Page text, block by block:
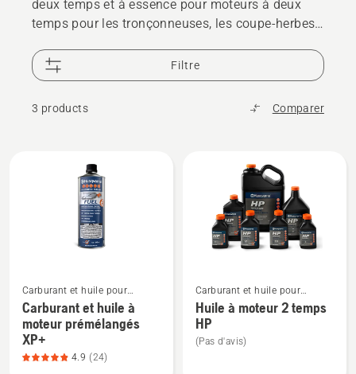
deux temps et à essence pour moteurs à deux
temps pour les tronçonneuses, les coupe-herbes
votre produit Husqvarna à maintenir une
performance optimale.
Filtre
3 products Comparer
plus
de
détails
sur
Carburant et huile pour
moteurs à deux temps
Carburant et huile à
moteur prémélangés
XP+
4.9 (24)
plus
de
détails
Carburant et huile pour
moteurs à deux temps
Huile à moteur 2 temps
HP
(Pas d'avis)